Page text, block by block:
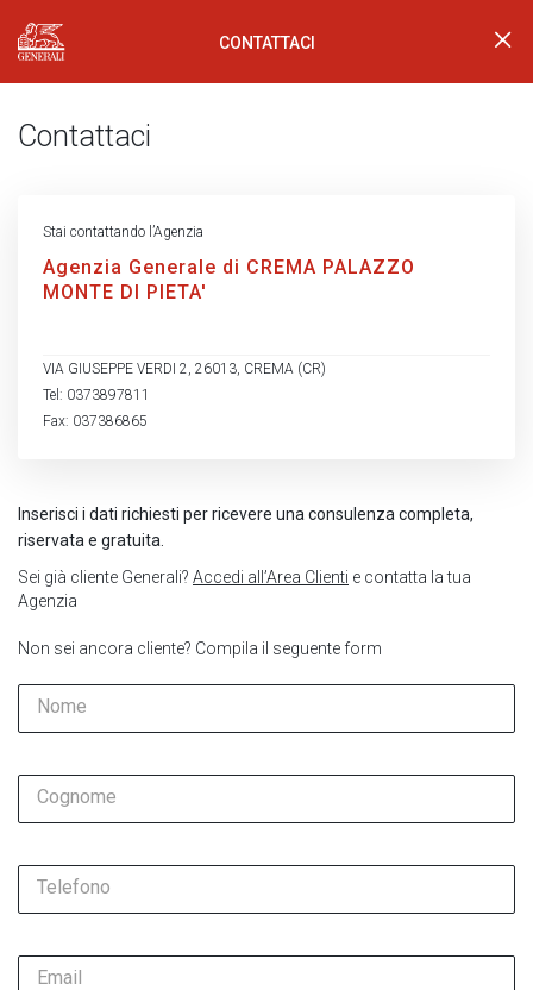
Generali Logo CONTATTACI
Contattaci
Inserisci i dati richiesti per ricevere una consulenza completa,
riservata e gratuita.
Sei già cliente Generali? Accedi all’Area Clienti e contatta la tua
Agenzia
Non sei ancora cliente? Compila il seguente form
Nome
Cognome
Telefono
Email
Stai contattando l’Agenzia
Agenzia Generale di CREMA PALAZZO
MONTE DI PIETA'
VIA GIUSEPPE VERDI 2, 26013, CREMA (CR)
Tel: 0373897811
Fax: 037386865